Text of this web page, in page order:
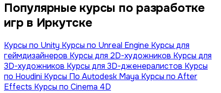
Популярные курсы по разработке
игр в Иркутске
Курсы по Unity Курсы по Unreal Engine Курсы для
геймдизайнеров Курсы для 2D-художников Курсы для
3D-художников Курсы для 3D-дженералистов Курсы
по Houdini Курсы По Autodesk Maya Курсы по After
Effects Курсы по Cinema 4D